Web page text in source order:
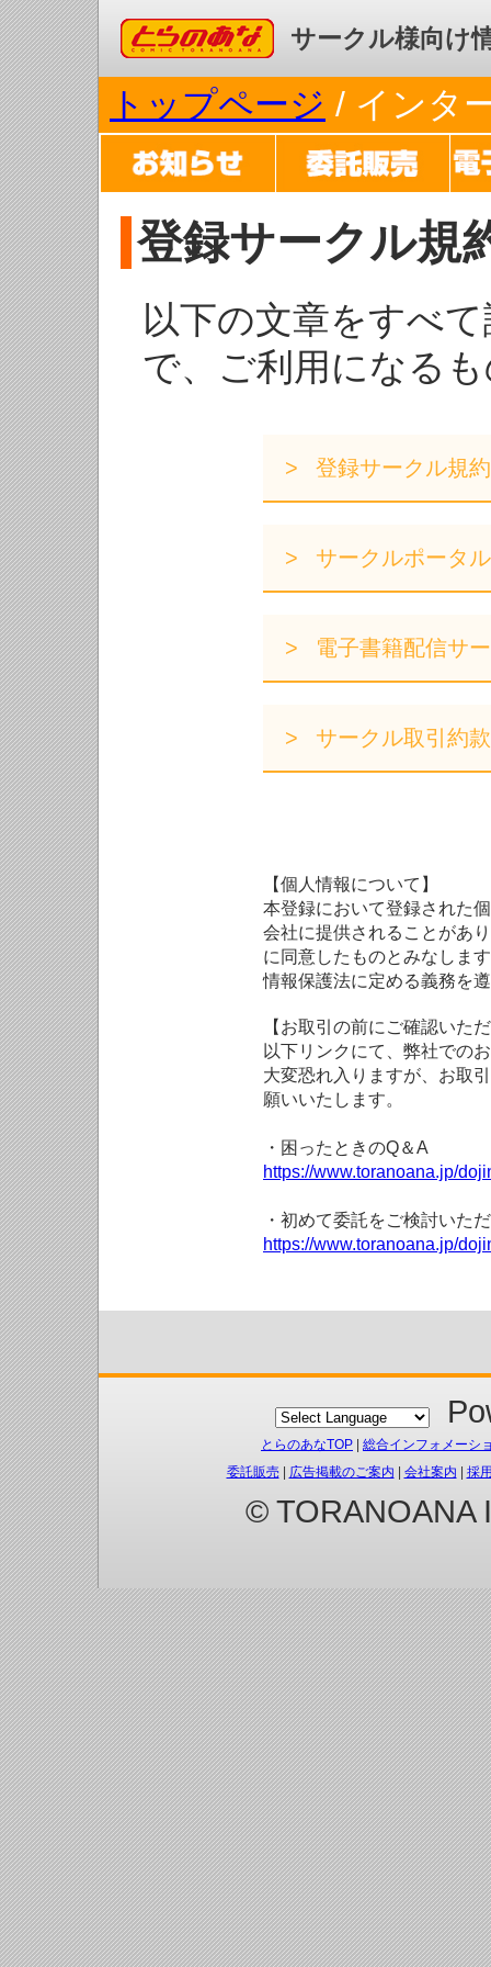
コミックとらのあな サークル様向け
トップページ / インタ
登録サークル規
以下の文章をすべ
で、ご利用になる
登録サークル規約
サークルポータ
電子書籍配信サ
サークル取引約款
【個人情報について】
本登録において登録された
会社に提供されることがあ
に同意したものとみなしま
情報保護法に定める義務を
【お取引の前にご確認いた
以下リンクにて、弊社での
大変恐れ入りますが、お取
願いいたします。
・困ったときのQ＆A
https://www.toranoana.jp/
・初めて委託をご検討いた
https://www.toranoana.jp/
とらのあなTOP
総合インフォメーシ
委託販売| 広告掲載のご案内 会社案内 採
© TORANOANA